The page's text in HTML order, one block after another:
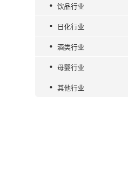
• 饮品行业
• 日化行业
• 酒类行业
• 母婴行业
• 其他行业